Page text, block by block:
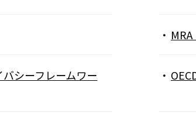
シーフレームワー